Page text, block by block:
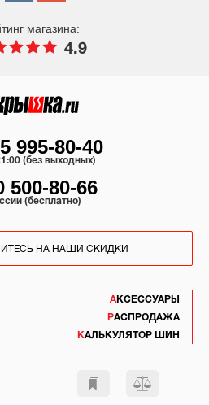
магазина:
4.9
АКСЕССУАРЫ
РАСПРОДАЖА
КАЛЬКУЛЯТОР ШИН
995-80-40
(без выходных)
500-80-66
(бесплатно)
НА НАШИ СКИДКИ